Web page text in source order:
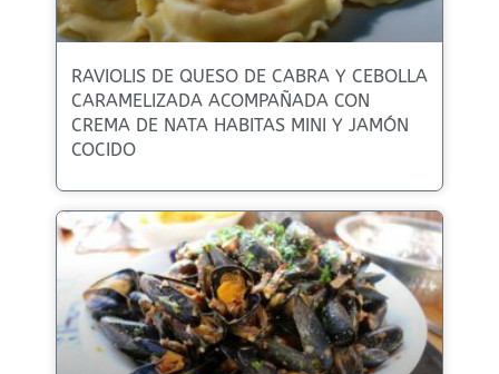
RAVIOLIS DE QUESO DE CABRA Y CEBOLLA
CARAMELIZADA ACOMPAÑADA CON
CREMA DE NATA HABITAS MINI Y JAMÓN
COCIDO